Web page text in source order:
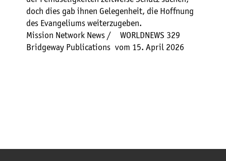
doch dies gab ihnen Gelegenheit, die Hoffnung
des Evangeliums weiterzugeben.
Mission Network News / WORLDNEWS 329
Bridgeway Publications vom 15. April 2026